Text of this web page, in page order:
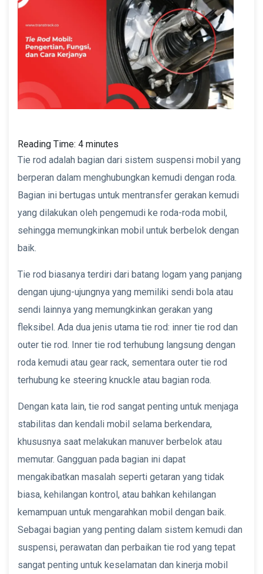
Reading Time: 4 minutes
Tie rod adalah bagian dari sistem suspensi mobil yang
berperan dalam menghubungkan kemudi dengan roda.
Bagian ini bertugas untuk mentransfer gerakan kemudi
yang dilakukan oleh pengemudi ke roda-roda mobil,
sehingga memungkinkan mobil untuk berbelok dengan
baik.
Tie rod biasanya terdiri dari batang logam yang panjang
dengan ujung-ujungnya yang memiliki sendi bola atau
sendi lainnya yang memungkinkan gerakan yang
fleksibel. Ada dua jenis utama tie rod: inner tie rod dan
outer tie rod. Inner tie rod terhubung langsung dengan
roda kemudi atau gear rack, sementara outer tie rod
terhubung ke steering knuckle atau bagian roda.
Dengan kata lain, tie rod sangat penting untuk menjaga
stabilitas dan kendali mobil selama berkendara,
khususnya saat melakukan manuver berbelok atau
memutar. Gangguan pada bagian ini dapat
mengakibatkan masalah seperti getaran yang tidak
biasa, kehilangan kontrol, atau bahkan kehilangan
kemampuan untuk mengarahkan mobil dengan baik.
Sebagai bagian yang penting dalam sistem kemudi dan
suspensi, perawatan dan perbaikan tie rod yang tepat
sangat penting untuk keselamatan dan kinerja mobil